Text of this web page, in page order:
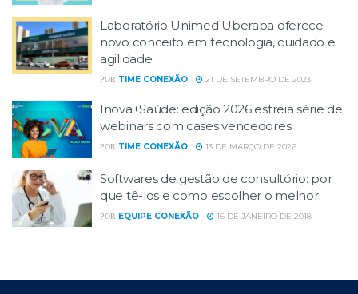
Laboratório Unimed Uberaba oferece
novo conceito em tecnologia, cuidado e
agilidade
POR TIME CONEXÃO 21 DE SETEMBRO DE 2023
Inova+Saúde: edição 2026 estreia série de
webinars com cases vencedores
POR TIME CONEXÃO 13 DE MARÇO DE 2026
Softwares de gestão de consultório: por
que tê-los e como escolher o melhor
POR EQUIPE CONEXÃO 16 DE JANEIRO DE 2018